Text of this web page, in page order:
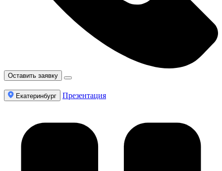
Оставить заявку
Екатеринбург Презентация